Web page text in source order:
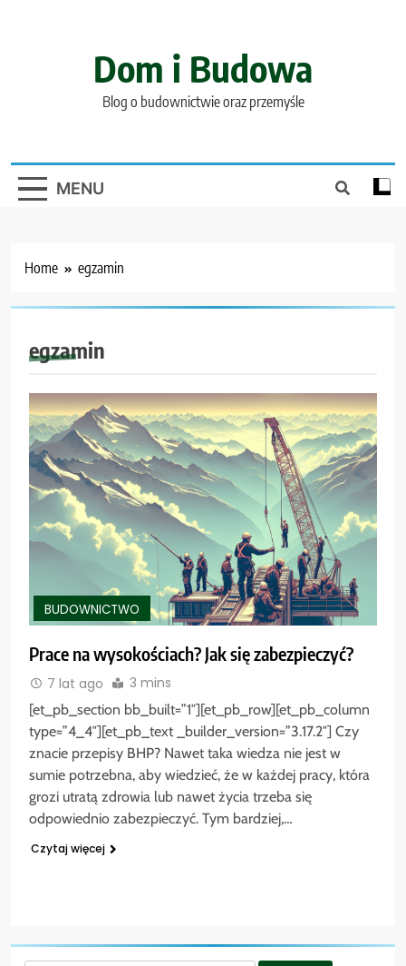
Dom i Budowa
Blog o budownictwie oraz przemyśle
MENU
Home egzamin
egzamin
BUDOWNICTWO
Prace na wysokościach? Jak się zabezpieczyć?
7 lat ago 3 mins
[et_pb_section bb_built=”1″][et_pb_row][et_pb_column
type=”4_4″][et_pb_text _builder_version=”3.17.2″] Czy
znacie przepisy BHP? Nawet taka wiedza nie jest w
sumie potrzebna, aby wiedzieć, że w każdej pracy, która
grozi utratą zdrowia lub nawet życia trzeba się
odpowiednio zabezpieczyć. Tym bardziej,…
Czytaj więcej